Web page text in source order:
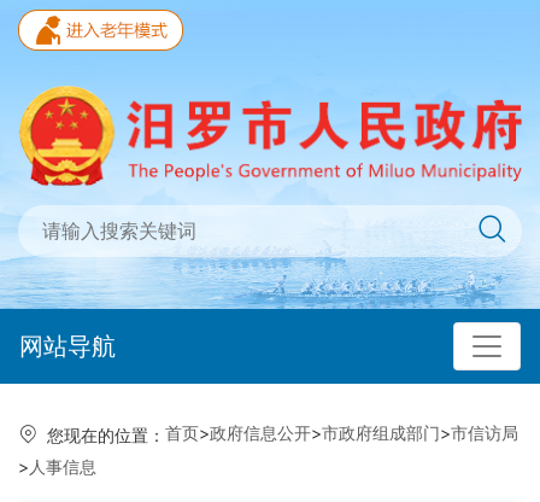
网站导航
您现在的位置： 首页>政府信息公开>市政府组成部门>市信访局
> 人事信息